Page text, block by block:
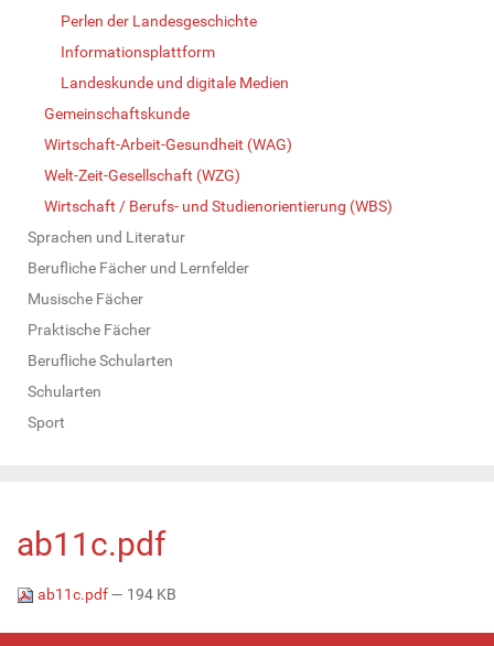
Perlen der Landesgeschichte
Informationsplattform
Landeskunde und digitale Medien
Gemeinschaftskunde
Wirtschaft-Arbeit-Gesundheit (WAG)
Welt-Zeit-Gesellschaft (WZG)
Wirtschaft / Berufs- und Studienorientierung (WBS)
Sprachen und Literatur
Berufliche Fächer und Lernfelder
Musische Fächer
Praktische Fächer
Berufliche Schularten
Schularten
Sport
ab11c.pdf
ab11c.pdf— 194 KB